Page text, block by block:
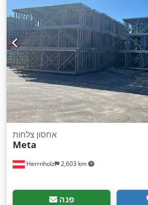
Herrnholz 2,603 km
אחסון צלחות
Meta
פנה